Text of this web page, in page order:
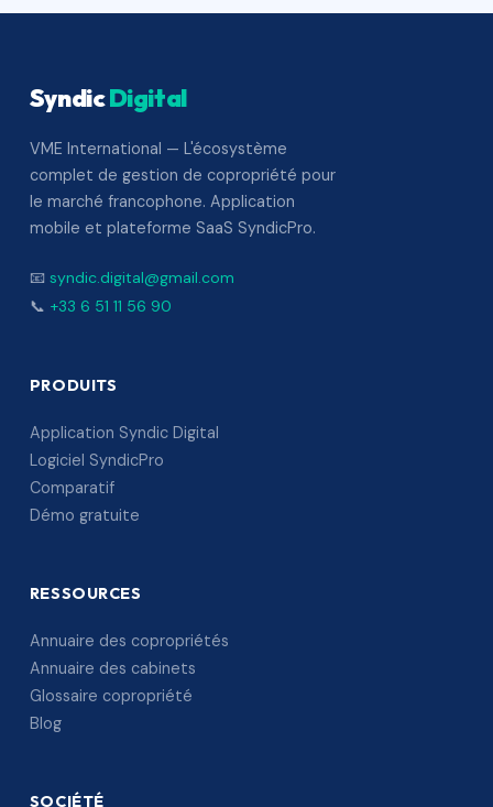
SyndicDigital
VME International — L'écosystème
complet de gestion de copropriété pour
le marché francophone. Application
mobile et plateforme SaaS SyndicPro.
📧 syndic.digital@gmail.com
📞 +33 6 51 11 56 90
PRODUITS
Application Syndic Digital
Logiciel SyndicPro
Comparatif
Démo gratuite
RESSOURCES
Annuaire des copropriétés
Annuaire des cabinets
Glossaire copropriété
Blog
SOCIÉTÉ